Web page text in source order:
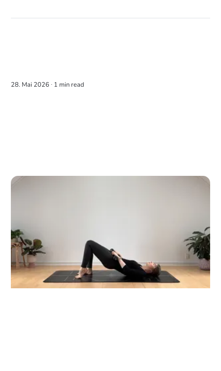
28. Mai 2026 ∙ 1 min read